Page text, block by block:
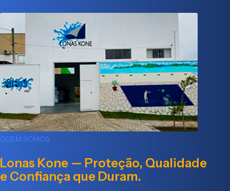
QUEM SOMOS
Lonas Kone — Proteção, Qualidade
e Confiança que Duram.